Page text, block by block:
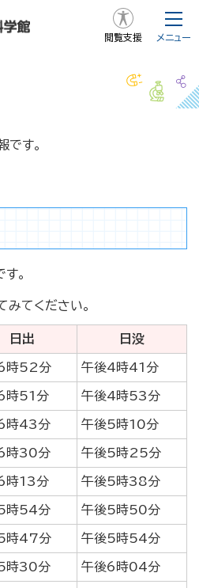
閲覧支援 メニュー
す。
。
てください。
日出 日没
時52分 午後4時41分
時51分 午後4時53分
時43分 午後5時10分
時30分 午後5時25分
時13分 午後5時38分
時54分 午後5時50分
時47分 午後5時54分
時30分 午後6時04分